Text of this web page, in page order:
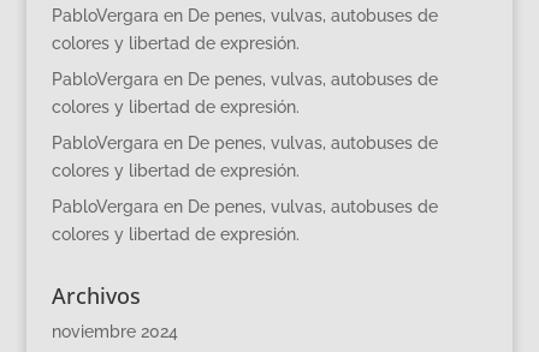
PabloVergara en De penes, vulvas, autobuses de
colores y libertad de expresión.
PabloVergara en De penes, vulvas, autobuses de
colores y libertad de expresión.
PabloVergara en De penes, vulvas, autobuses de
colores y libertad de expresión.
PabloVergara en De penes, vulvas, autobuses de
colores y libertad de expresión.
Archivos
noviembre 2024